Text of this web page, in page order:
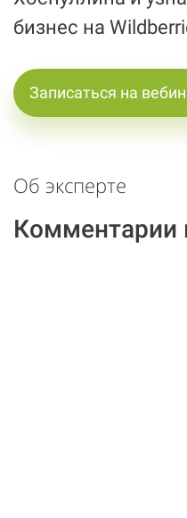
бизнес на
Записаться на
Об эксперте
Комментарии